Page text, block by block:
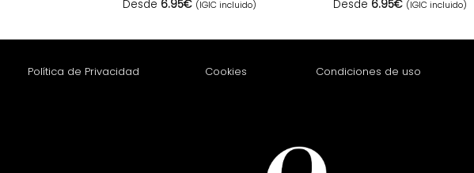
Desde 6.95€ (IGIC incluido)
Desde 6.95€ (IGIC incluido)
Política de Privacidad Cookies Condiciones de uso